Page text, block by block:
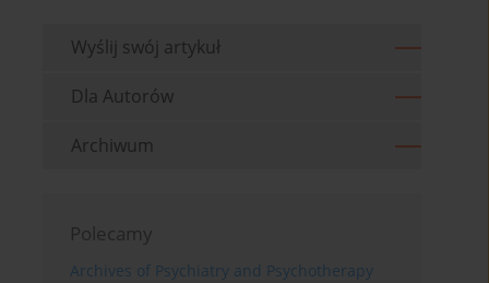
Wyślij swój artykuł
Dla Autorów
Archiwum
Polecamy
Archives of Psychiatry and Psychotherapy